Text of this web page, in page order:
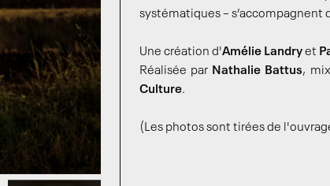
systématiques – s’accompagnent
Une création d'Amélie Landryet
Réalisée par Nathalie Battus,
Culture.
(Les photos sont tirées de